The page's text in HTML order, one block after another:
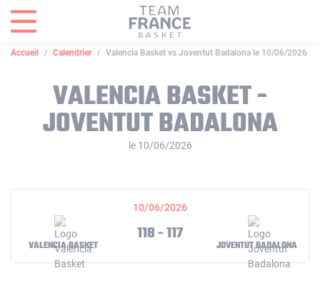
Accueil Calendrier Valencia Basket vs Joventut Badalona le 10/06/2026
VALENCIA BASKET -
JOVENTUT BADALONA
le 10/06/2026
10/06/2026
VALENCIA BASKET
118 - 117
JOVENTUT BADALONA
Panneau de gestion des cookies